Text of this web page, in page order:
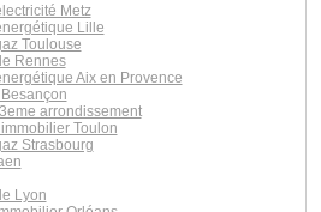
Metz
Lille
Toulouse
Rennes
Aix en Provence
arrondissement
Toulon
Strasbourg
Lyon